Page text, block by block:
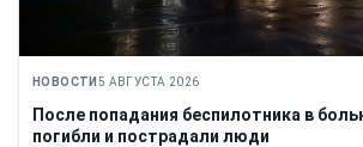
НОВОСТИ 5 АВГУСТА 2026
После попадания беспилотника в
погибли и пострадали люди